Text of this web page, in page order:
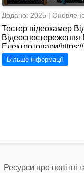
Додано: 2025 |
Тестер відеокамер
Відеоспостереження
Електротовари/
магазин, який
відеоспостереженні і
Більше інформації
Ресурси про новітні